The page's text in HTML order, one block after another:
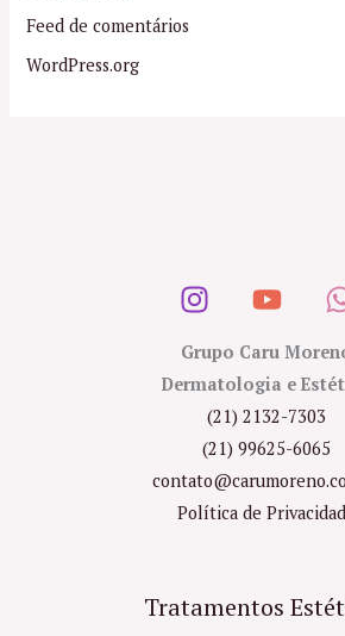
Feed de comentários
WordPress.org
Grupo Caru
Dermatologia e
(21) 2132-7303
(21) 99625-6065
Política de
Tratamentos